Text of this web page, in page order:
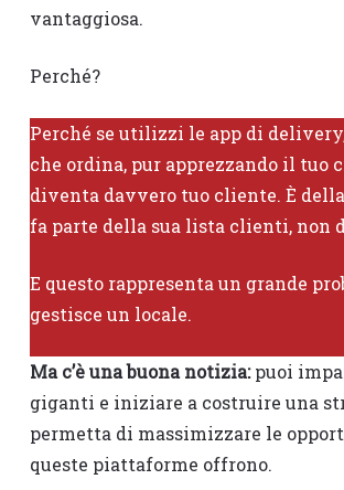
vantaggiosa.
Perché?
Perché se utilizzi le app di
che ordina, pur apprezzando il tuo
diventa davvero tuo cliente. È
fa parte della sua lista clienti, non
E questo rappresenta un grande
gestisce un locale.
Ma c’è una buona notizia:puoi
giganti e iniziare a costruire una
permetta di massimizzare le
queste piattaforme offrono.